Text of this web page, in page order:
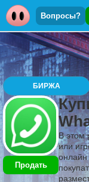
Вопросы?
БИРЖА
Продать
В этом
или
онлайн